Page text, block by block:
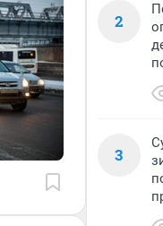
2
3